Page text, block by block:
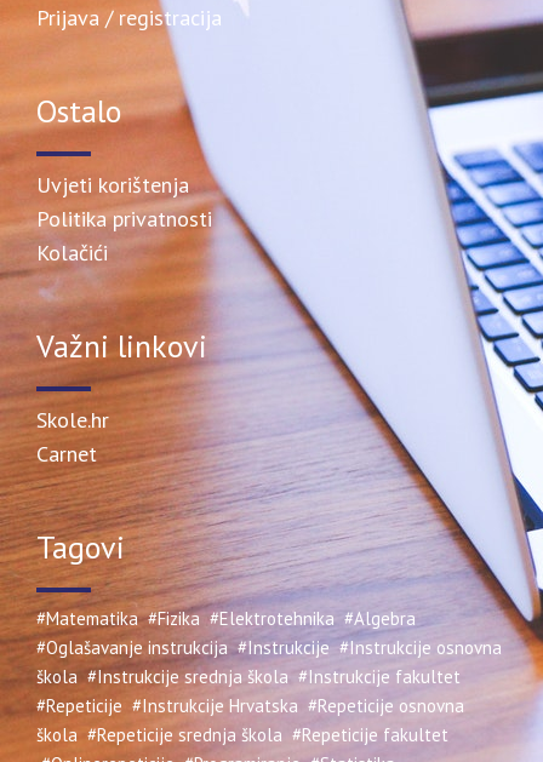
Prijava / registracija
Ostalo
Uvjeti korištenja
Politika privatnosti
Kolačići
Važni linkovi
Skole.hr
Carnet
Tagovi
#Matematika #Fizika #Elektrotehnika #Algebra
#Oglašavanje instrukcija #Instrukcije #Instrukcije osnovna
škola #Instrukcije srednja škola #Instrukcije fakultet
#Repeticije #Instrukcije Hrvatska #Repeticije osnovna
škola #Repeticije srednja škola #Repeticije fakultet